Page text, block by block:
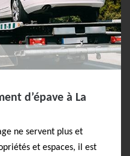
d’épave à La
ne servent plus et
et espaces, il est